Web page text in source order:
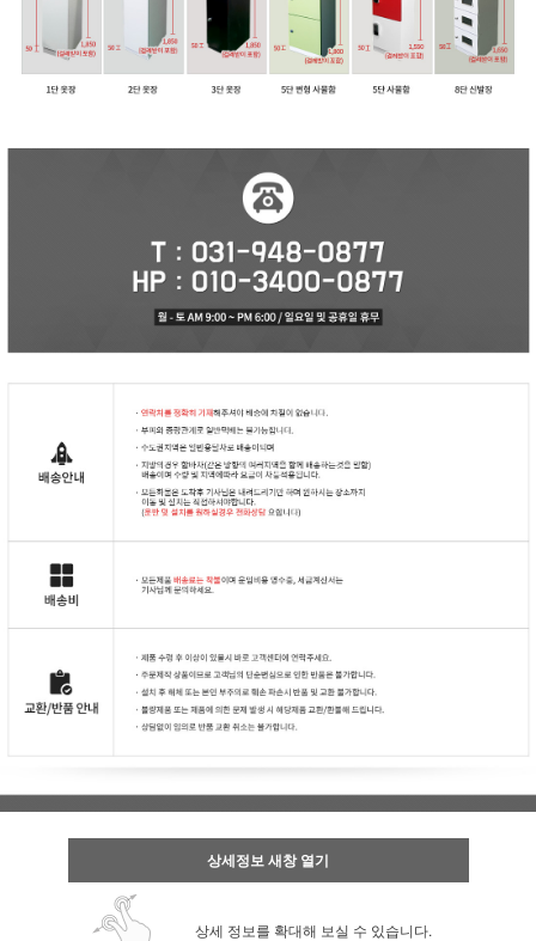
상세정보 새창 열기
상세 정보를 확대해 보실 수 있습니다.